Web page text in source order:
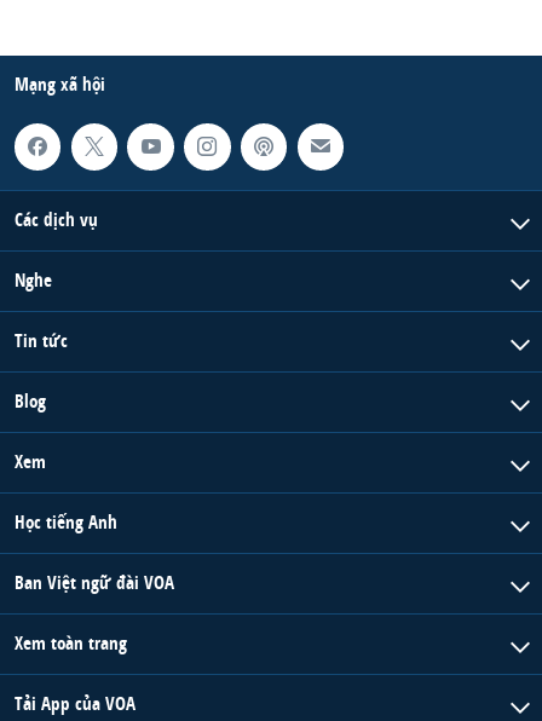
Mạng xã hội
Các dịch vụ
Nghe
Tin tức
Blog
Xem
Học tiếng Anh
Ban Việt ngữ đài VOA
Xem toàn trang
Tải App của VOA